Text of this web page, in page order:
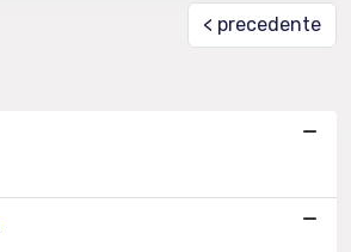
< precedente